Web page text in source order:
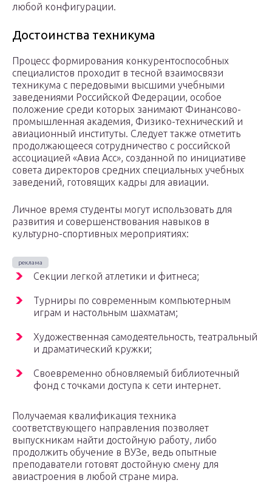
любой конфигурации.
Достоинства техникума
Процесс формирования конкурентоспособных
специалистов проходит в тесной взаимосвязи
техникума с передовыми высшими учебными
заведениями Российской Федерации, особое
положение среди которых занимают Финансово-
промышленная академия, Физико-технический и
авиационный институты. Следует также отметить
продолжающееся сотрудничество с российской
ассоциацией «Авиа Асс», созданной по инициативе
совета директоров средних специальных учебных
заведений, готовящих кадры для авиации.
Личное время студенты могут использовать для
развития и совершенствования навыков в
культурно-спортивных мероприятиях:
Секции легкой атлетики и фитнеса;
Турниры по современным компьютерным
играм и настольным шахматам;
Художественная самодеятельность, театральный
и драматический кружки;
Своевременно обновляемый библиотечный
фонд с точками доступа к сети интернет.
Получаемая квалификация техника
соответствующего направления позволяет
выпускникам найти достойную работу, либо
продолжить обучение в ВУЗе, ведь опытные
преподаватели готовят достойную смену для
авиастроения в любой стране мира.